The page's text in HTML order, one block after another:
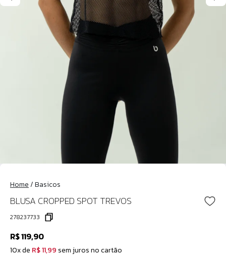
Home/Basicos
BLUSA CROPPED SPOT TREVOS
278237733
R$ 119,90
10x de R$ 11,99 sem juros no cartão